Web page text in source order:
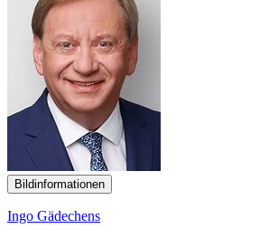
Bildinformationen
Ingo Gädechens